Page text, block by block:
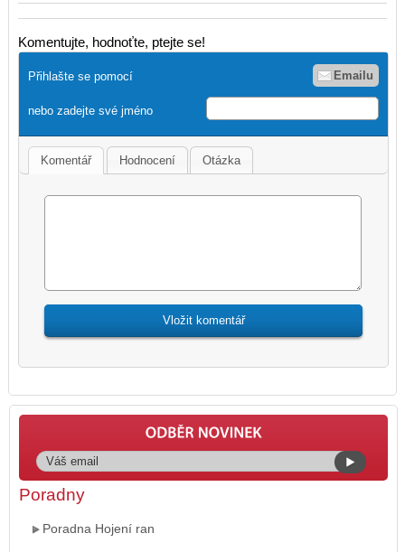
Komentujte, hodnoťte, ptejte se!
Přihlašte se pomocí Emailu
nebo zadejte své jméno
Komentář Hodnocení Otázka
Poradny
Poradna Hojení ran